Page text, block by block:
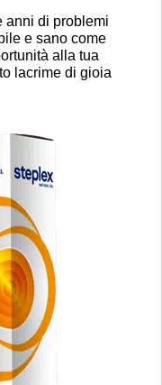
anni di problemi
e sano come
alla tua
lacrime di gioia